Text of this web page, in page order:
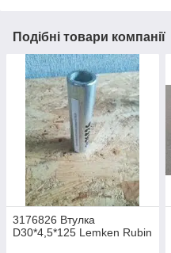
Подібні товари компанії
3176826 Втулка
D30*4,5*125 Lemken Rubin